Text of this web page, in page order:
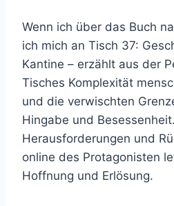
Wenn ich über das Buch
ich mich an Tisch 37:
Kantine – erzählt aus der
Tisches Komplexität
und die verwischten
Hingabe und
Herausforderungen und
online des Protagonisten
Hoffnung und Erlösung.